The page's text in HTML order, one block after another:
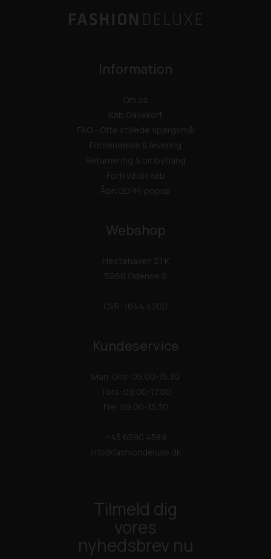
Information
Om os
Køb Gavekort
FAQ - Ofte stillede spørgsmål
Forsendelse & levering
Returnering & ombytning
Fortryd dit køb
Åbn GDPR-popup
Webshop
Hestehaven 21 K
5260 Odense S
CVR: 1644 4200
Kundeservice
Man-Ons: 09.00-15.30
Tors: 09.00-17.00
Fre: 09.00-15.30
+45 6590 4589
info@fashiondeluxe.dk
Tilmeld dig
vores
nyhedsbrev nu